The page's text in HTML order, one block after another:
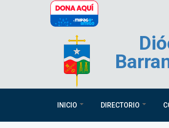
Pasar al contenido principal
INICIO DIRECTORIO